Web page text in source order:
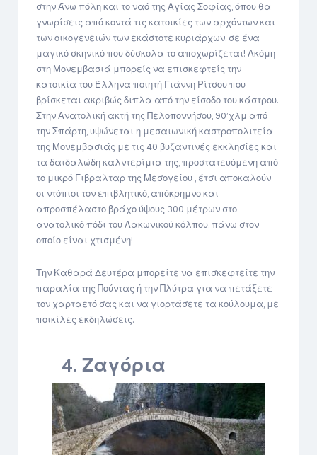
στην Άνω πόλη και το ναό της Αγίας Σοφίας, όπου θα
γνωρίσεις από κοντά τις κατοικίες των αρχόντων και
των οικογενειών των εκάστοτε κυριάρχων, σε ένα
μαγικό σκηνικό που δύσκολα το αποχωρίζεται! Ακόμη
στη Μονεμβασιά μπορείς να επισκεφτείς την
κατοικία του Έλληνα ποιητή Γιάννη Ρίτσου που
βρίσκεται ακριβώς διπλα από την είσοδο του κάστρου.
Στην Ανατολική ακτή της Πελοποννήσου, 90’χλμ από
την Σπάρτη, υψώνεται η μεσαιωνική καστροπολιτεία
της Μονεμβασιάς με τις 40 βυζαντινές εκκλησίες και
τα δαιδαλώδη καλντερίμια της, προστατευόμενη από
το μικρό Γιβραλταρ της Μεσογείου , έτσι αποκαλούν
οι ντόπιοι τον επιβλητικό, απόκρημνο και
απροσπέλαστο βράχο ύψους 300 μέτρων στο
ανατολικό πόδι του Λακωνικού κόλπου, πάνω στον
οποίο είναι χτισμένη!
Την Καθαρά Δευτέρα μπορείτε να επισκεφτείτε την
παραλία της Πούντας ή την Πλύτρα για να πετάξετε
τον χαρταετό σας και να γιορτάσετε τα κούλουμα, με
ποικίλες εκδηλώσεις.
4. Ζαγόρια